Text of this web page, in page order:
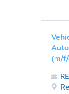
(m/